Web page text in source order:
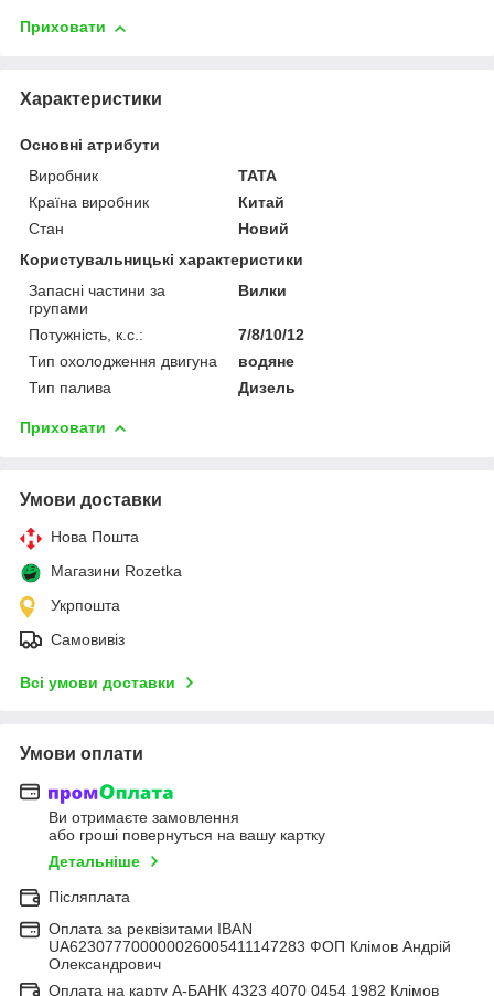
Приховати
Характеристики
Основні атрибути
Виробник
TATA
Країна виробник
Китай
Стан
Новий
Користувальницькі характеристики
Запасні частини за
групами
Вилки
Потужність, к.с.:
7/8/10/12
Тип охолодження двигуна
водяне
Тип палива
Дизель
Приховати
Умови доставки
Нова Пошта
Магазини Rozetka
Укрпошта
Самовивіз
Всі умови доставки
Умови оплати
Ви отримаєте замовлення
або гроші повернуться на вашу картку
Детальніше
Післяплата
Оплата за реквізитами IBAN
UA623077700000026005411147283 ФОП Клімов Андрій
Олександрович
Оплата на карту А-БАНК 4323 4070 0454 1982 Клімов